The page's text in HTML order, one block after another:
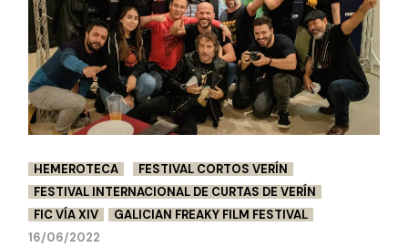
HEMEROTECA
FESTIVAL CORTOS VERÍN
FESTIVAL INTERNACIONAL DE CURTAS DE VERÍN
FIC VÍA XIV
GALICIAN FREAKY FILM FESTIVAL
16/06/2022